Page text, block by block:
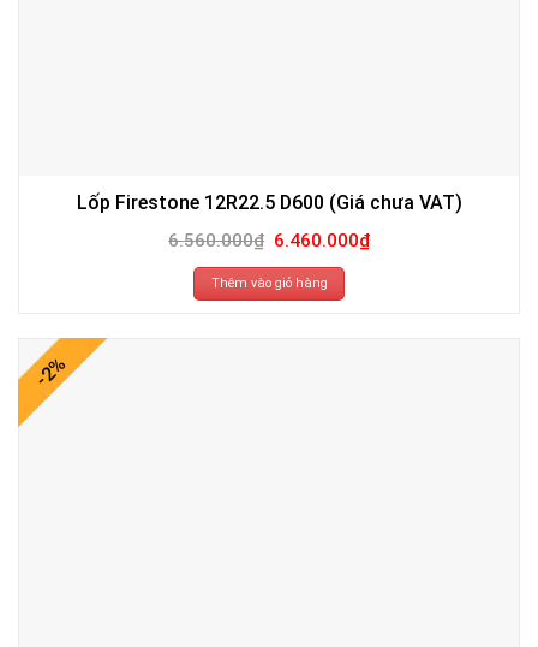
Lốp Firestone 12R22.5 D600 (Giá chưa VAT)
6.560.000₫ Giá
gốc
là:
6.560.000₫.
6.460.000₫Giá
hiện
Thêm vào giỏ hàng
-2%